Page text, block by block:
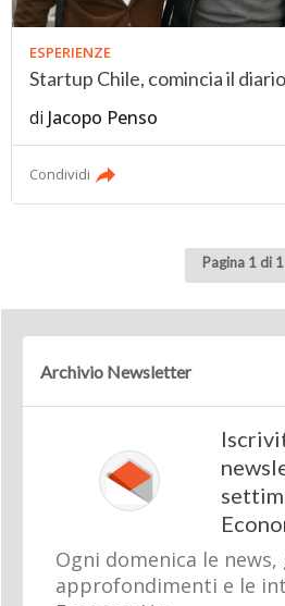
ESPERIENZE
Startup Chile, comincia il
di Jacopo Penso
Condividi
Pagina 1 di 1
Archivio Newsletter
Ogni domenica le news,
approfondimenti e le